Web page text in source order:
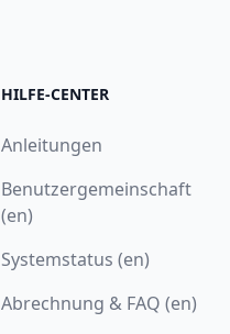
HILFE-CENTER
Anleitungen
Benutzergemeinschaft
(en)
Systemstatus (en)
Abrechnung & FAQ (en)